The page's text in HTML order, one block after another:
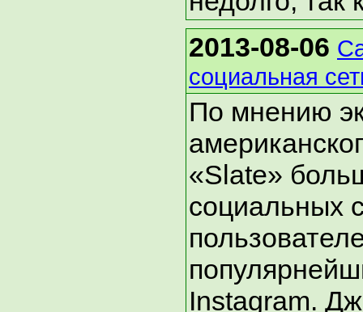
2013-08-06
социальная
По мнению
«Slate»
социальных
Instagram.